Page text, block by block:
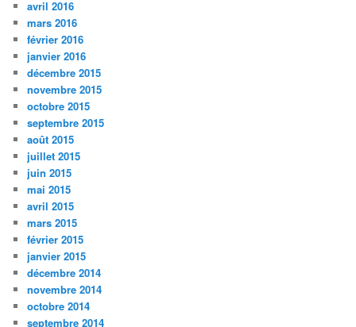
avril 2016
mars 2016
février 2016
janvier 2016
décembre 2015
novembre 2015
octobre 2015
septembre 2015
août 2015
juillet 2015
juin 2015
mai 2015
avril 2015
mars 2015
février 2015
janvier 2015
décembre 2014
novembre 2014
octobre 2014
septembre 2014